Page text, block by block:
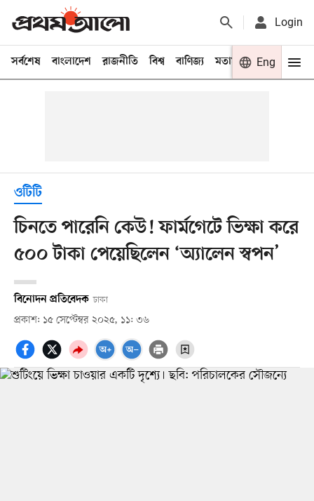
Login
সর্বশেষ বাংলাদেশ রাজনীতি বিশ্ব বাণিজ্য মতামত খেলা
Eng
ওটিটি
চিনতে পারেনি কেউ! ফার্মগেটে ভিক্ষা করে
৫০০ টাকা পেয়েছিলেন ‘অ্যালেন স্বপন’
বিনোদন প্রতিবেদক ঢাকা
প্রকাশ: ১৫ সেপ্টেম্বর ২০২৫, ১১: ৩৬